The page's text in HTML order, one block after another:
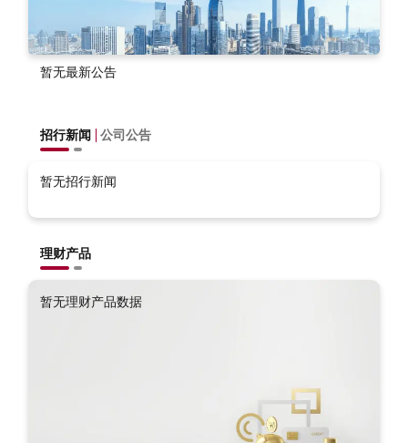
暂无最新公告
招行新闻 公司公告
暂无招行新闻
理财产品
暂无理财产品数据